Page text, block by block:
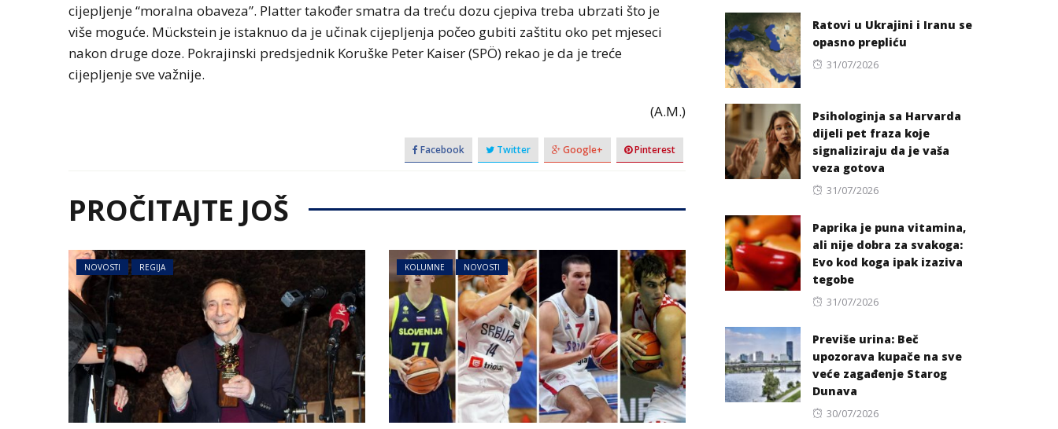
cijepljenje “moralna obaveza”. Platter također smatra da treću dozu cjepiva treba ubrzati što je
više moguće. Mückstein je istaknuo da je učinak cijepljenja počeo gubiti zaštitu oko pet mjeseci
nakon druge doze. Pokrajinski predsjednik Koruške Peter Kaiser (SPÖ) rekao je da je treće
cijepljenje sve važnije.
(A.M.)
Facebook Twitter Google+ Pinterest
PROČITAJTE JOŠ
NOVOSTI REGIJA KOLUMNE NOVOSTI
Ratovi u Ukrajini i Iranu se
opasno prepliću
Posted
31/07/2026
Psihologinja sa Harvarda
dijeli pet fraza koje
signaliziraju da je vaša
veza gotova
Posted
31/07/2026
Paprika je puna vitamina,
ali nije dobra za svakoga:
Evo kod koga ipak izaziva
tegobe
Posted
31/07/2026
Previše urina: Beč
upozorava kupače na sve
veće zagađenje Starog
Dunava
Posted
30/07/2026